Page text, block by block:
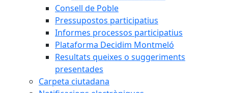
Consell de Poble
Pressupostos participatius
Informes processos participatius
Plataforma Decidim Montmeló
Resultats queixes o suggeriments
presentades
Carpeta ciutadana